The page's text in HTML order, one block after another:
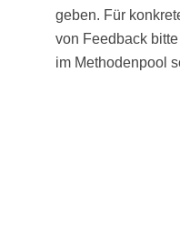
geben. Für
von Feedback
im Methodenpool